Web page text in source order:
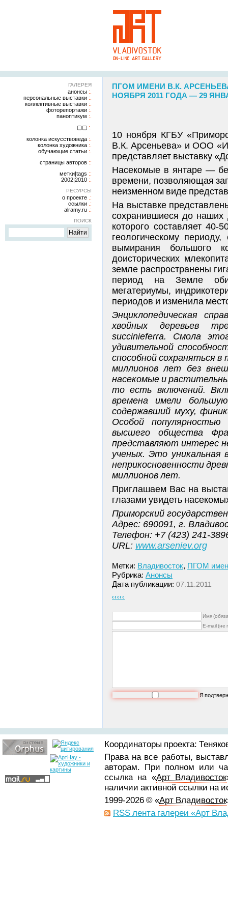
ГАЛЕРЕЯ
анонсы
персональные выставки
коллективные выставки
фоторепортажи
паноптикум
▢▢
колонка искусствоведа
колонка художника
обучающие статьи
страницы авторов
метки|tags
2002|2010
РЕСУРСЫ
о проекте
ссылки
alramy.ru
ПОИСК
ПГОМ ИМЕНИ В.К.
НОЯБРЯ 2011 ГОДА — 29
10 ноября КГБУ
В.К. Арсеньева» и ООО
представляет выставку
Насекомые в янтаре —
времени, позволяющая
неизменном виде
На выставке
сохранившиеся до наших
которого составляет
геологическому
вымирания большого
доисторических
земле распространены
период на Земле
мегатериумы,
периодов и изменила
Энциклопедическая
хвойных деревьев
succinieferra. Смола
удивительной
способной сохраняться
миллионов лет без
насекомые и
то есть включений.
времена имели
содержавший муху,
Особой популярностью
высшего общества
представляют интерес
ученых. Это уникальная
неприкосновенности
миллионов лет.
Приглашаем Вас на
глазами увидеть
Приморский
Адрес: 690091, г.
Телефон: +7 (423) 241-
URL: www.arseniev.org
Метки: Владивосток, ПГОМ
Рубрика: Анонсы
Дата публикации: 07.11.2011
‹‹‹‹‹
Имя
E-mail (не
Я
Координаторы проекта:
Права на все работы,
авторам. При полном или
ссылка на «Арт Владивосток
наличии активной ссылки на
1999-2026 © «Арт Владивосток
RSS лента галереи «Арт